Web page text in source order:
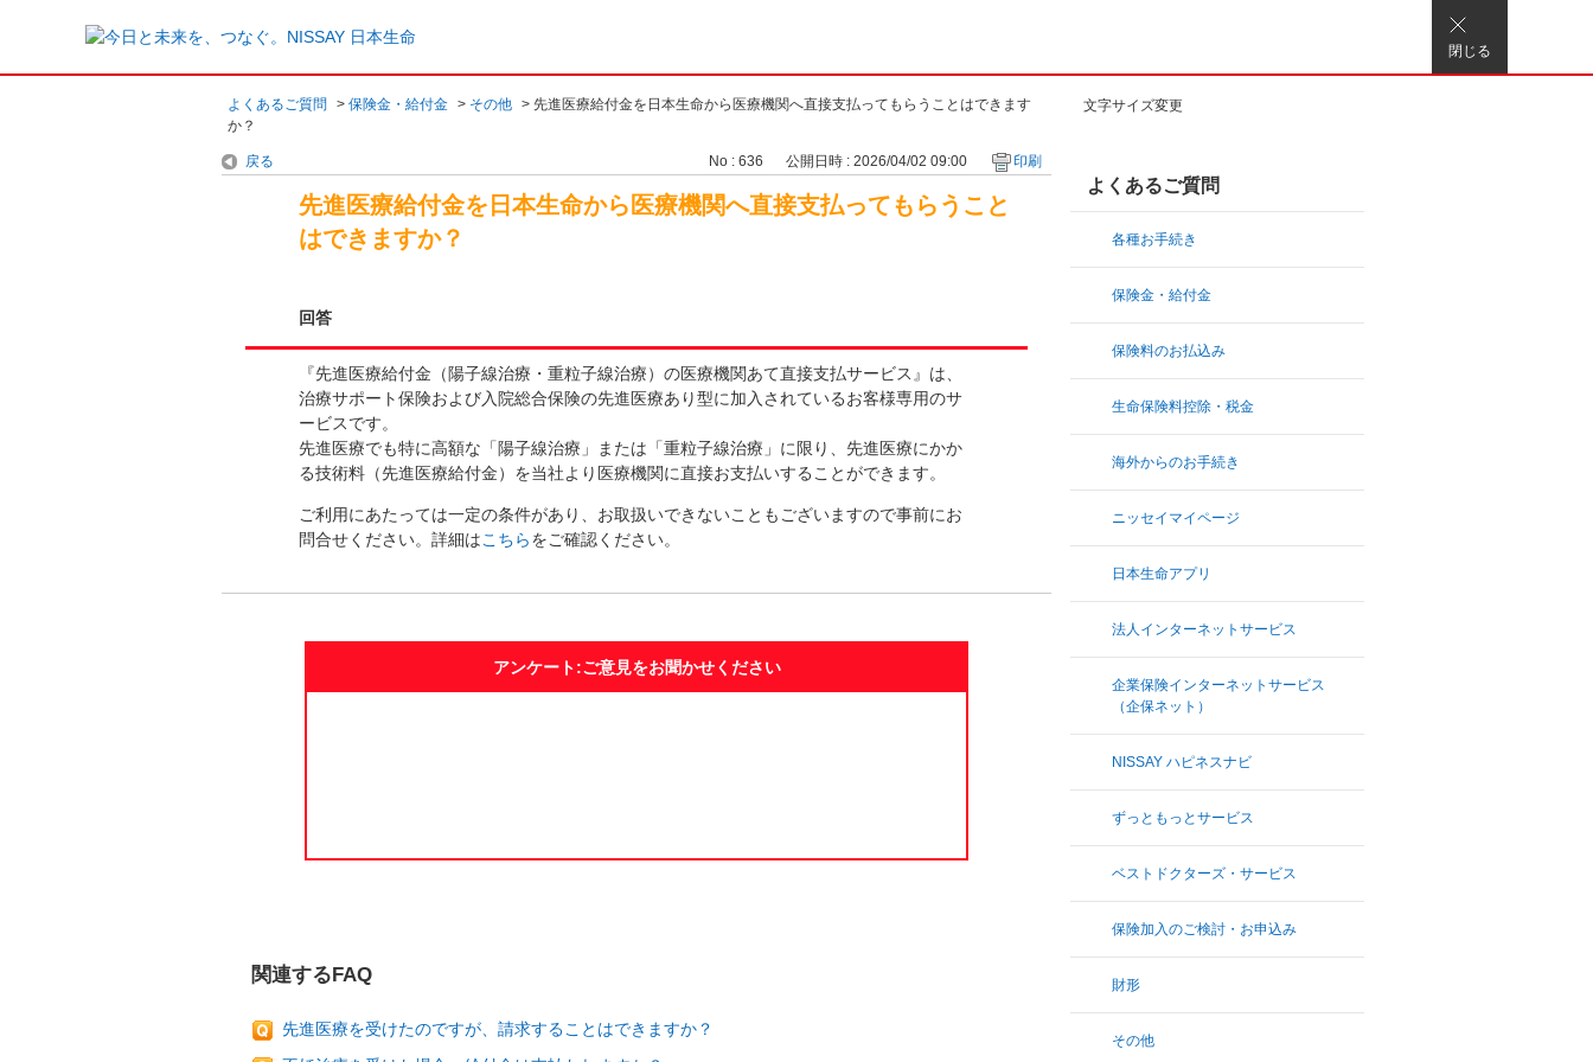
閉じる
文字サイズ変更
よくあるご質問 > 保険金・給付金 > その他 > 先進医療給付金を日本生命から医療機関へ直接支払ってもらうことはできます
か？
よくあるご質問
各種お手続き
保険金・給付金
保険料のお払込み
生命保険料控除・税金
海外からのお手続き
ニッセイマイページ
日本生命アプリ
法人インターネットサービス
企業保険インターネットサービス
（企保ネット）
NISSAY ハピネスナビ
ずっともっとサービス
ベストドクターズ・サービス
保険加入のご検討・お申込み
財形
その他
戻る No : 636 公開日時 : 2026/04/02 09:00 印刷
先進医療給付金を日本生命から医療機関へ直接支払ってもらうこと
はできますか？
回答
『先進医療給付金（陽子線治療・重粒子線治療）の医療機関あて直接支払サービス』は、
治療サポート保険および入院総合保険の先進医療あり型に加入されているお客様専用のサ
ービスです。
先進医療でも特に高額な「陽子線治療」または「重粒子線治療」に限り、先進医療にかか
る技術料（先進医療給付金）を当社より医療機関に直接お支払いすることができます。
ご利用にあたっては一定の条件があり、お取扱いできないこともございますので事前にお
問合せください。詳細はこちらをご確認ください。
アンケート:ご意見をお聞かせください
関連するFAQ
先進医療を受けたのですが、請求することはできますか？